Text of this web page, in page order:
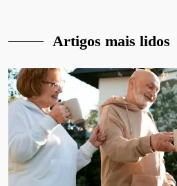
Artigos mais lidos